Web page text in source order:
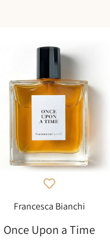
Francesca Bianchi
Once Upon a Time